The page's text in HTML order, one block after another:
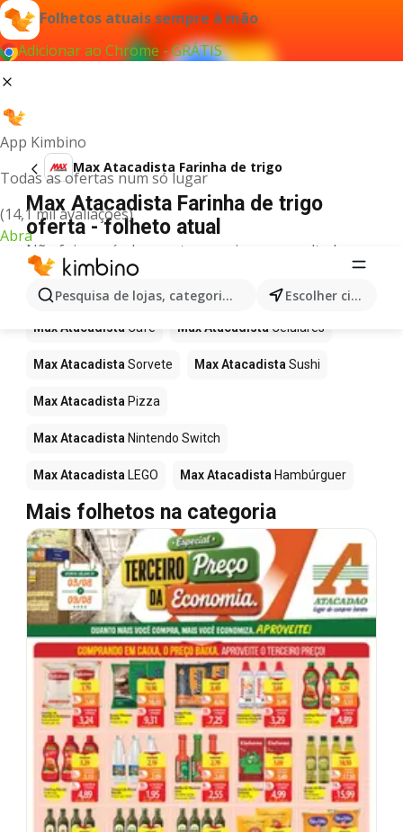
Folhetos atuais sempre à mão
Adicionar ao Chrome - GRÁTIS
App Kimbino
Todas as ofertas num só lugar
(14,1 mil avaliações)
Abra
Pesquisa de lojas, categorias,produtos... Escolher cidade
Max Atacadista Farinha de trigo
Max Atacadista Farinha de trigo
oferta - folheto atual
Não foi possível encontrar quaisquer resultados
para este termo.
Mais produtos em Max Atacadista
Max Atacadista Café Max Atacadista Celulares
Max Atacadista Sorvete Max Atacadista Sushi
Max Atacadista Pizza
Max Atacadista Nintendo Switch
Max Atacadista LEGO Max Atacadista Hambúrguer
Mais folhetos na categoria